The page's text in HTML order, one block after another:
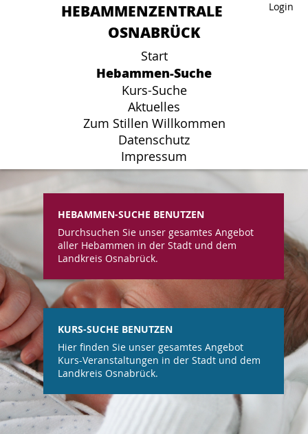
Login
HEBAMMENZENTRALE
OSNABRÜCK
Start
Hebammen-Suche
Kurs-Suche
Aktuelles
Zum Stillen Willkommen
Datenschutz
Impressum
Login
HEBAMMENZENTRALE
OSNABRÜCK
Start
Hebammen-Suche
Kurs-Suche
Aktuelles
Zum Stillen Willkommen
Datenschutz
Impressum
HEBAMMEN-SUCHE BENUTZEN
Durchsuchen Sie unser gesamtes Angebot
aller Hebammen in der Stadt und dem
Landkreis Osnabrück.
KURS-SUCHE BENUTZEN
Hier finden Sie unser gesamtes Angebot
Kurs-Veranstaltungen in der Stadt und dem
Landkreis Osnabrück.